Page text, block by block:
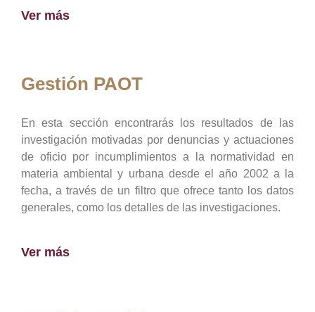
Ver más
Gestión PAOT
En esta sección encontrarás los resultados de las
investigación motivadas por denuncias y actuaciones
de oficio por incumplimientos a la normatividad en
materia ambiental y urbana desde el año 2002 a la
fecha, a través de un filtro que ofrece tanto los datos
generales, como los detalles de las investigaciones.
Ver más